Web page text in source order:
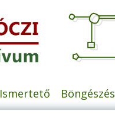
Ismertető Böngészés